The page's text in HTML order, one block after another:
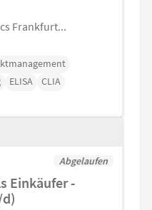
Frankfurt...
ELISA CLIA
Abgelaufen
Einkäufer -